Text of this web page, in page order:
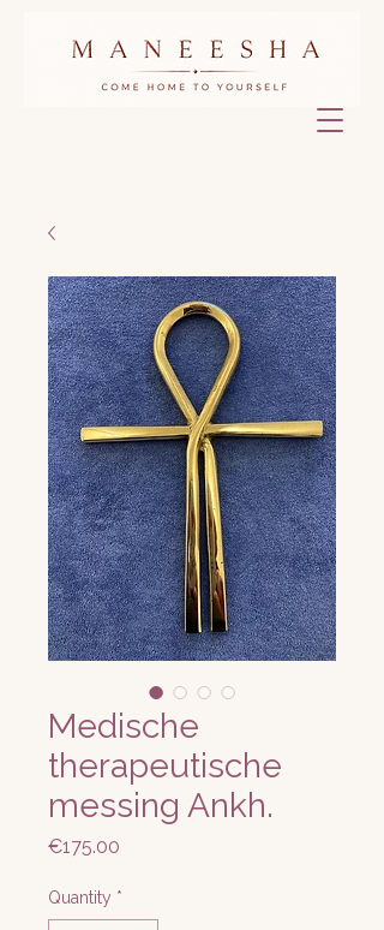
Medische
therapeutische
messing Ankh.
€175.00
Quantity *